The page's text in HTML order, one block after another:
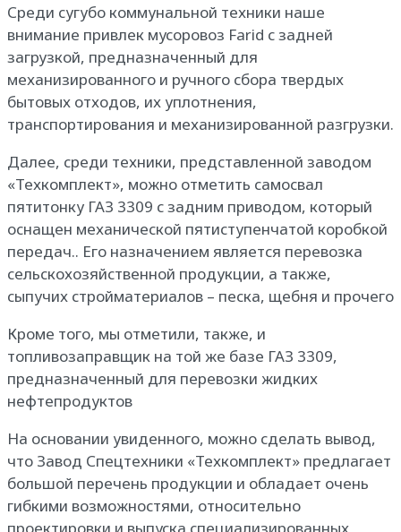
Среди сугубо коммунальной техники наше
внимание привлек мусоровоз Farid с задней
загрузкой, предназначенный для
механизированного и ручного сбора твердых
бытовых отходов, их уплотнения,
транспортирования и механизированной разгрузки.
Далее, среди техники, представленной заводом
«Техкомплект», можно отметить самосвал
пятитонку ГАЗ 3309 с задним приводом, который
оснащен механической пятиступенчатой коробкой
передач.. Его назначением является перевозка
сельскохозяйственной продукции, а также,
сыпучих стройматериалов – песка, щебня и прочего
Кроме того, мы отметили, также, и
топливозаправщик на той же базе ГАЗ 3309,
предназначенный для перевозки жидких
нефтепродуктов
На основании увиденного, можно сделать вывод,
что Завод Спецтехники «Техкомплект» предлагает
большой перечень продукции и обладает очень
гибкими возможностями, относительно
проектировки и выпуска специализированных